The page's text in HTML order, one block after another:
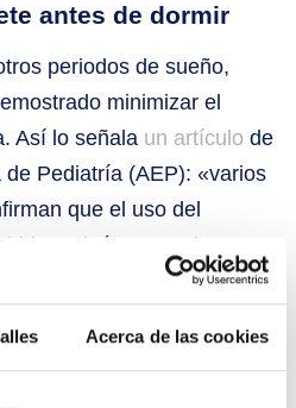
Acerca de las cookies
antes de dormir
periodos de sueño,
minimizar el
Así lo señala un artículo de
de Pediatría (AEP): «varios
que el uso del
a algún mecanismo
reduce el riesgo de